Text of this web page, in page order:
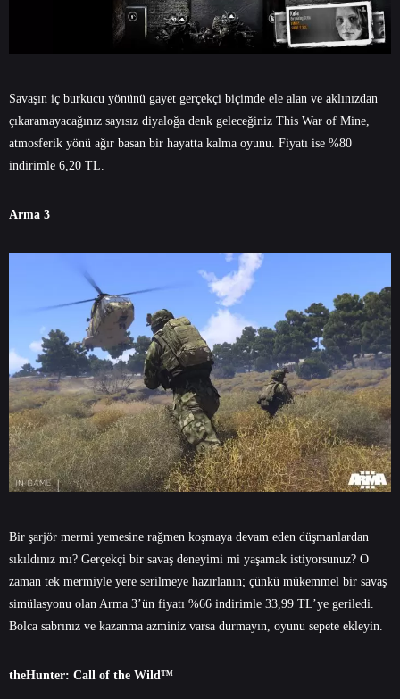
Savaşın iç burkucu yönünü gayet gerçekçi biçimde ele alan ve aklınızdan
çıkaramayacağınız sayısız diyaloğa denk geleceğiniz This War of Mine,
atmosferik yönü ağır basan bir hayatta kalma oyunu. Fiyatı ise %80
indirimle 6,20 TL.
Arma 3
Bir şarjör mermi yemesine rağmen koşmaya devam eden düşmanlardan
sıkıldınız mı? Gerçekçi bir savaş deneyimi mi yaşamak istiyorsunuz? O
zaman tek mermiyle yere serilmeye hazırlanın; çünkü mükemmel bir savaş
simülasyonu olan Arma 3’ün fiyatı %66 indirimle 33,99 TL’ye geriledi.
Bolca sabrınız ve kazanma azminiz varsa durmayın, oyunu sepete ekleyin.
theHunter: Call of the Wild™